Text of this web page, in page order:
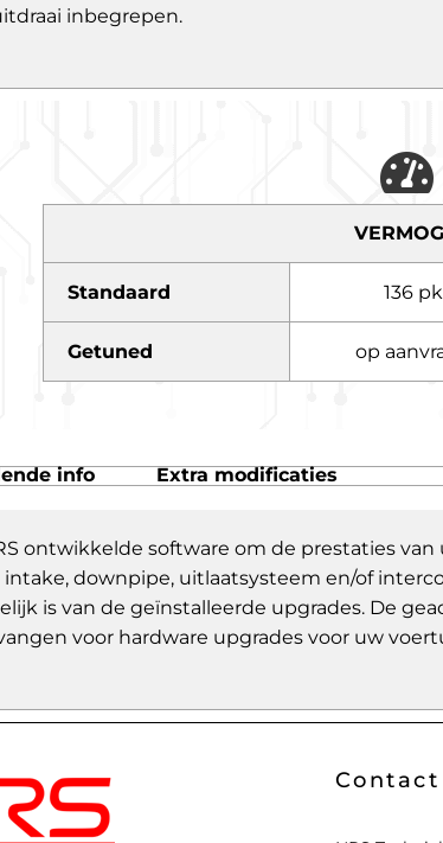
inbegrepen.
Standaard 136 pk
Getuned op
info Extra modificaties
ontwikkelde software om de prestaties
intake, downpipe, uitlaatsysteem en/of
is van de geïnstalleerde upgrades. De
voor hardware upgrades voor uw
Contact